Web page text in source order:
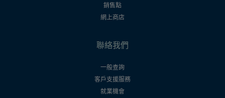
銷售點
網上商店
聯絡我們
一般查詢
客戶支援服務
就業機會